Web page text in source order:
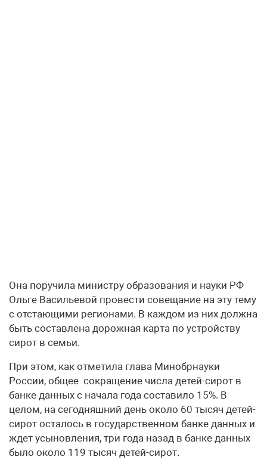
Она поручила министру образования и науки РФ
Ольге Васильевой провести совещание на эту тему
с отстающими регионами. В каждом из них должна
быть составлена дорожная карта по устройству
сирот в семьи.
При этом, как отметила глава Минобрнауки
России, общее сокращение числа детей-сирот в
банке данных с начала года составило 15%. В
целом, на сегодняшний день около 60 тысяч детей-
сирот осталось в государственном банке данных и
ждет усыновления, три года назад в банке данных
было около 119 тысяч детей-сирот.